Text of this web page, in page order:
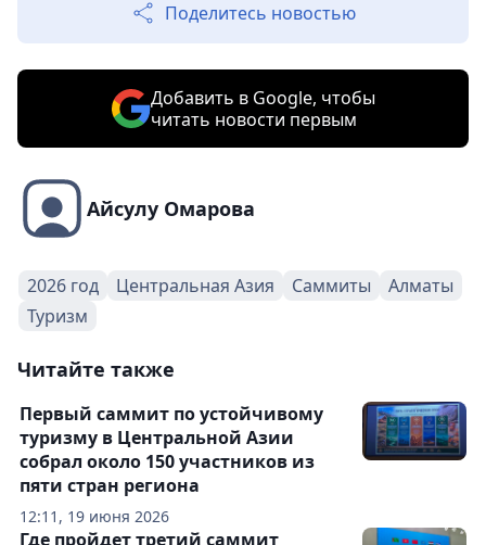
Поделитесь новостью
Добавить в Google, чтобы
читать новости первым
Айсулу Омарова
2026 год Центральная Азия Саммиты
Алматы
Туризм
Читайте также
12:11, 19 июня 2026
Первый саммит по устойчивому
туризму в Центральной Азии
собрал около 150 участников из
пяти стран региона
Где пройдет третий саммит